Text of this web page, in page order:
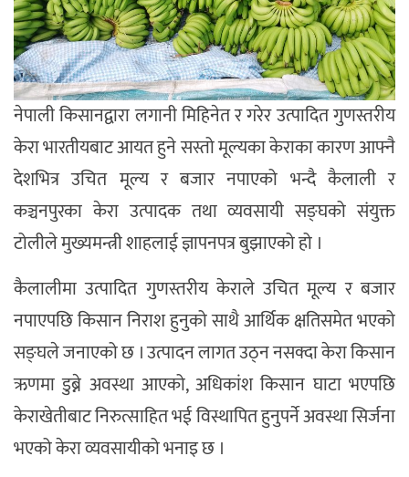
नेपाली किसानद्वारा लगानी मिहिनेत र गरेर उत्पादित गुणस्तरीय
केरा भारतीयबाट आयत हुने सस्तो मूल्यका केराका कारण आफ्नै
देशभित्र उचित मूल्य र बजार नपाएको भन्दै कैलाली र
कञ्चनपुरका केरा उत्पादक तथा व्यवसायी सङ्घको संयुक्त
टोलीले मुख्यमन्त्री शाहलाई ज्ञापनपत्र बुझाएको हो ।
कैलालीमा उत्पादित गुणस्तरीय केराले उचित मूल्य र बजार
नपाएपछि किसान निराश हुनुको साथै आर्थिक क्षतिसमेत भएको
सङ्घले जनाएको छ । उत्पादन लागत उठ्न नसक्दा केरा किसान
ऋणमा डुब्ने अवस्था आएको, अधिकांश किसान घाटा भएपछि
केराखेतीबाट निरुत्साहित भई विस्थापित हुनुपर्ने अवस्था सिर्जना
भएको केरा व्यवसायीको भनाइ छ ।